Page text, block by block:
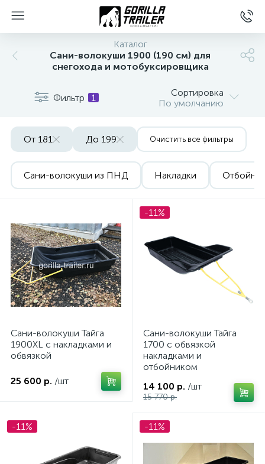
Каталог
Сани-волокуши 1900 (190 см) для
снегохода и мотобуксировщика
Фильтр 1
Сортировка
По умолчанию
От 181 До 199 Очистить все фильтры
Сани-волокуши из ПНД Накладки
Сани-волокуши Тайга
1900XL с накладками и
обвязкой
25 600 р. /шт
-11%
Сани-волокуши Тайга
1700 с обвязкой
накладками и
отбойником
14 100 р. /шт
15 770 р.
-11% -11%